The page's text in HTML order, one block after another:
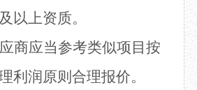
以上资质。
应商应当参考类似项目按
利润原则合理报价。